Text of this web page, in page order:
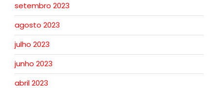
setembro 2023
agosto 2023
julho 2023
junho 2023
abril 2023